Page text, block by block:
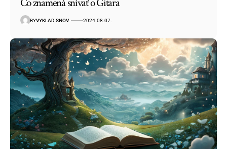
Čo znamená snívať o Gitara
BYVYKLAD SNOV 2024.08.07.